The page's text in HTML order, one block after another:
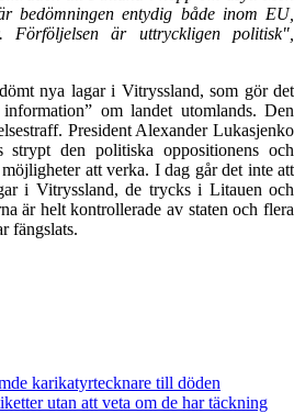
bedömningen entydig både inom EU,
Förföljelsen är uttryckligen politisk",
nya lagar i Vitryssland, som gör det
om landet utomlands. Den
President Alexander Lukasjenko
den politiska oppositionens och
att verka. I dag går det inte att
i Vitryssland, de trycks i Litauen och
är helt kontrollerade av staten och flera
fängslats.
karikatyrtecknare till döden
utan att veta om de har täckning